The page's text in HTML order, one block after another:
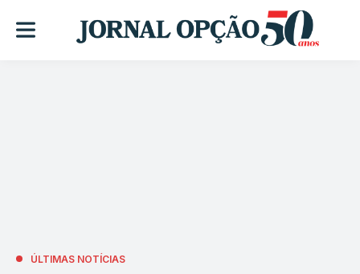
ÚLTIMAS NOTÍCIAS